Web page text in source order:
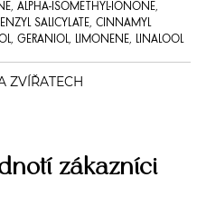
ALPHA-ISOMETHYL-IONONE,
SALICYLATE, CINNAMYL
GERANIOL, LIMONENE, LINALOOL
zákazníci